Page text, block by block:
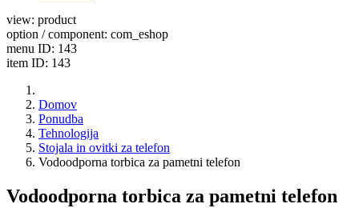
view: product
option / component: com_eshop
menu ID: 143
item ID: 143
Domov
Ponudba
Tehnologija
Stojala in ovitki za telefon
Vodoodporna torbica za pametni telefon
Vodoodporna torbica za pametni telefon